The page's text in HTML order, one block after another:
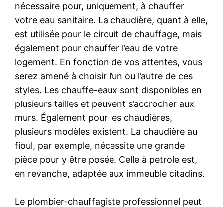
nécessaire pour, uniquement, à chauffer
votre eau sanitaire. La chaudière, quant à elle,
est utilisée pour le circuit de chauffage, mais
également pour chauffer l’eau de votre
logement. En fonction de vos attentes, vous
serez amené à choisir l’un ou l’autre de ces
styles. Les chauffe-eaux sont disponibles en
plusieurs tailles et peuvent s’accrocher aux
murs. Également pour les chaudières,
plusieurs modèles existent. La chaudière au
fioul, par exemple, nécessite une grande
pièce pour y être posée. Celle à petrole est,
en revanche, adaptée aux immeuble citadins.
Le plombier-chauffagiste professionnel peut